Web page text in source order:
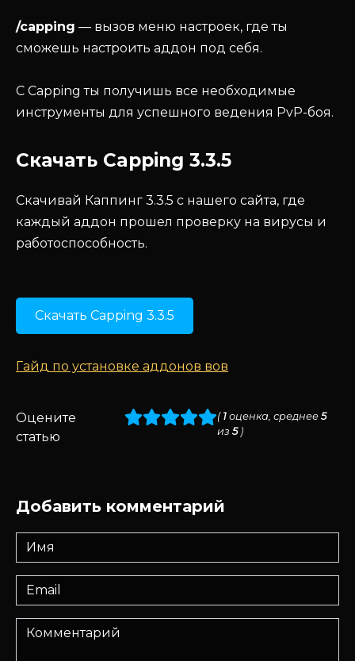
/capping — вызов меню настроек, где ты
сможешь настроить аддон под себя.
С Capping ты получишь все необходимые
инструменты для успешного ведения PvP-боя.
Скачать Capping 3.3.5
Скачивай Каппинг 3.3.5 с нашего сайта, где
каждый аддон прошел проверку на вирусы и
работоспособность.
Скачать Capping 3.3.5
Гайд по установке аддонов вов
Оцените
статью
( 1оценка, среднее 5
из 5)
Добавить комментарий
Имя
*
Email
*
Комментарий